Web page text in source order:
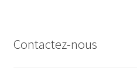
Contactez-nous